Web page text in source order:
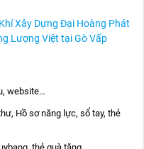
Xây Dựng Đại Hoàng Phát
Lượng Việt tại Gò Vấp
website…
Hồ sơ năng lực, sổ tay, thẻ